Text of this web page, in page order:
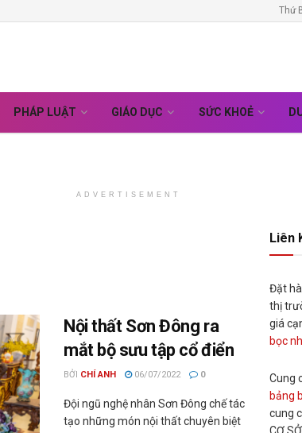
Thứ
PHÁP LUẬT GIÁO DỤC SỨC KHOẺ
ADVERTISEMENT
Nội thất Sơn Đông ra
mắt bộ sưu tập cổ điển
BỞI CHÍ ANH 06/07/2022 0
Đội ngũ nghệ nhân Sơn Đông chế tác
tạo những món nội thất chuyên biệt
Liên
Đặt
thị
giá
bọc
Cung
bảng
cung
CƠ